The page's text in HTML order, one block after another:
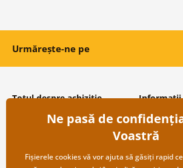
Urmărește-ne pe
Totul despre achiziție
Condiții și termeni generali
Protecția datelor personale
Transport și modalități de plată
Returnare
Despre noi
Întrebări
Contacte
Cooperare
Ne pasă de
Voastră
Fișierele cookies vă vor ajuta să găsiți rapid